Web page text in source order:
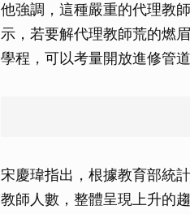
他強調，這種嚴重的代理教
示，若要解代理教師荒的燃
學程，可以考量開放進修管
宋慶瑋指出，根據教育部統
教師人數，整體呈現上升的